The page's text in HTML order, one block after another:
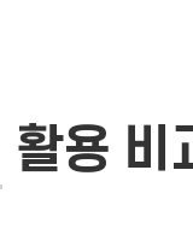
활용 비